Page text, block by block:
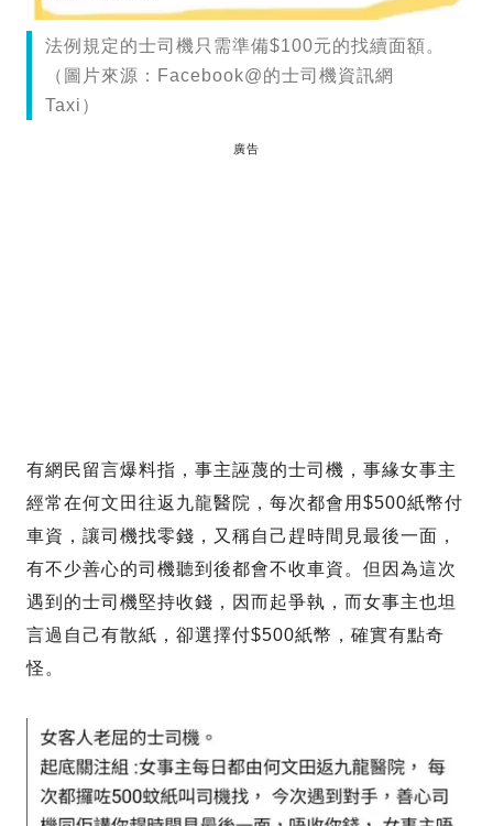
法例規定的士司機只需準備$100元的找續面額。
（圖片來源：Facebook@的士司機資訊網
Taxi）
廣告
有網民留言爆料指，事主誣蔑的士司機，事緣女事主
經常在何文田往返九龍醫院，每次都會用$500紙幣付
車資，讓司機找零錢，又稱自己趕時間見最後一面，
有不少善心的司機聽到後都會不收車資。但因為這次
遇到的士司機堅持收錢，因而起爭執，而女事主也坦
言過自己有散紙，卻選擇付$500紙幣，確實有點奇
怪。